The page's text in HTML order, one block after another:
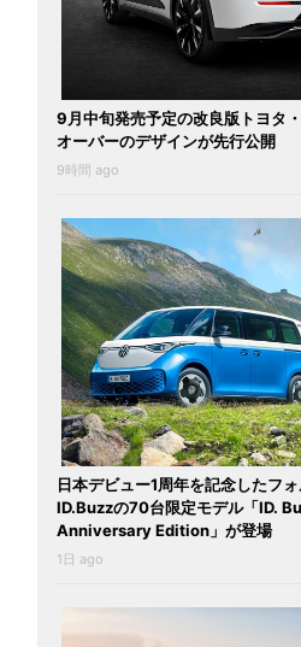
9月中旬発売予定の改良版トヨタ
オーバーのデザインが先行公開
9時間 ago
日本デビュー1周年を記念したフ
ID.Buzzの70台限定モデル「ID.
Anniversary Edition」が登場
1日 ago